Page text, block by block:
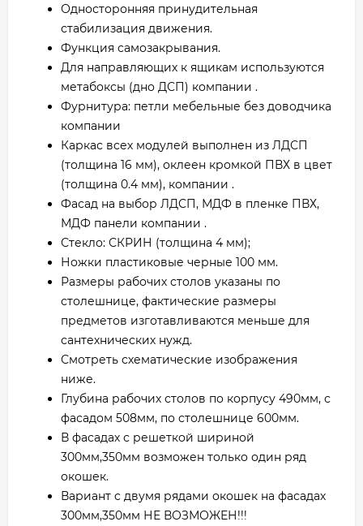
Односторонняя принудительная
стабилизация движения.
Функция самозакрывания.
Для направляющих к ящикам используются
метабоксы (дно ДСП) компании .
Фурнитура: петли мебельные без доводчика
компании
Каркас всех модулей выполнен из ЛДСП
(толщина 16 мм), оклеен кромкой ПВХ в цвет
(толщина 0.4 мм), компании .
Фасад на выбор ЛДСП, МДФ в пленке ПВХ,
МДФ панели компании .
Стекло: СКРИН (толщина 4 мм);
Ножки пластиковые черные 100 мм.
Размеры рабочих столов указаны по
столешнице, фактические размеры
предметов изготавливаются меньше для
сантехнических нужд.
Смотреть схематические изображения
ниже.
Глубина рабочих столов по корпусу 490мм, с
фасадом 508мм, по столешнице 600мм.
В фасадах с решеткой шириной
300мм,350мм возможен только один ряд
окошек.
Вариант с двумя рядами окошек на фасадах
300мм,350мм НЕ ВОЗМОЖЕН!!!